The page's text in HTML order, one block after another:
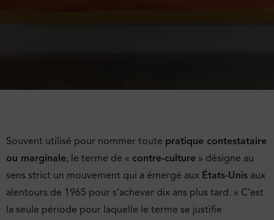
Souvent utilisé pour nommer toute pratique contestataire
ou marginale, le terme de « contre-culture » désigne au
sens strict un mouvement qui a émergé aux États-Unis aux
alentours de 1965 pour s’achever dix ans plus tard. « C’est
la seule période pour laquelle le terme se justifie